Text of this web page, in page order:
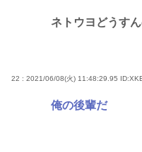
ネトウヨどうす
22 : 2021/06/08(火) 11:48:29.95
俺の後輩だ